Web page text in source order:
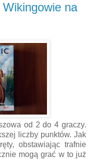
na
od 2 do 4 graczy.
liczby punktów. Jak
obstawiając trafnie
mogą grać w to już